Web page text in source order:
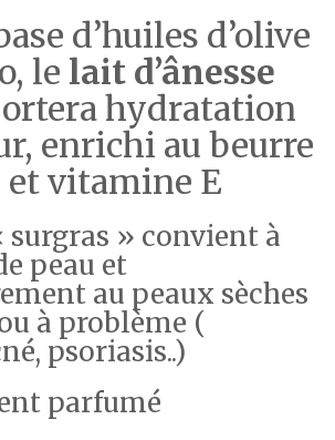
d’huiles d’olive
le lait d’ânesse
hydratation
enrichi au beurre
vitamine E
surgras » convient à
peau et
au peaux sèches
à problème (
psoriasis..)
parfumé